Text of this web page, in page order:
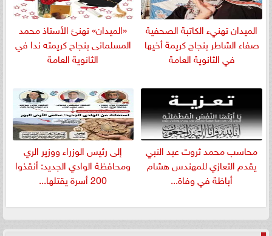
الميدان تهنيء الكاتبة الصحفية
صفاء الشاطر بنجاج كريمة أخيها
في الثانوية العامة
«الميدان» تهنئ الأستاذ محمد
المسلمانى بنجاح كريمته ندا في
الثانوية العامة
​محاسب محمد ثروت عبد النبي
يقدم التعازي للمهندس هشام
أباظة في وفاة...
إلى رئيس الوزراء ووزير الري
ومحافظة الوادي الجديد: أنقذوا
200 أسرة يقتلها...